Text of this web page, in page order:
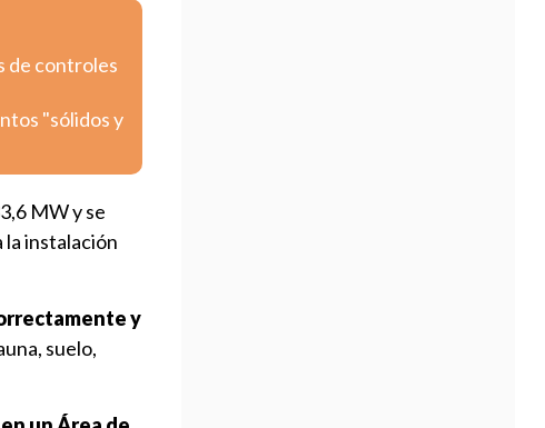
de controles
"sólidos y
MW y se
instalación
y
suelo,